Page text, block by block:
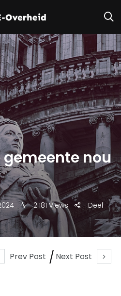
Prev Post Next Post
nou
2.181 Views Deel